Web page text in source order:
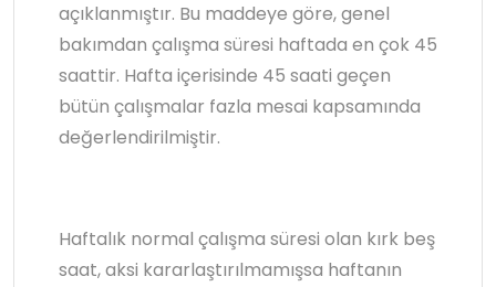
açıklanmıştır. Bu maddeye göre, genel
bakımdan çalışma süresi haftada en çok 45
saattir. Hafta içerisinde 45 saati geçen
bütün çalışmalar fazla mesai kapsamında
değerlendirilmiştir.
Haftalık normal çalışma süresi olan kırk beş
saat, aksi kararlaştırılmamışsa haftanın